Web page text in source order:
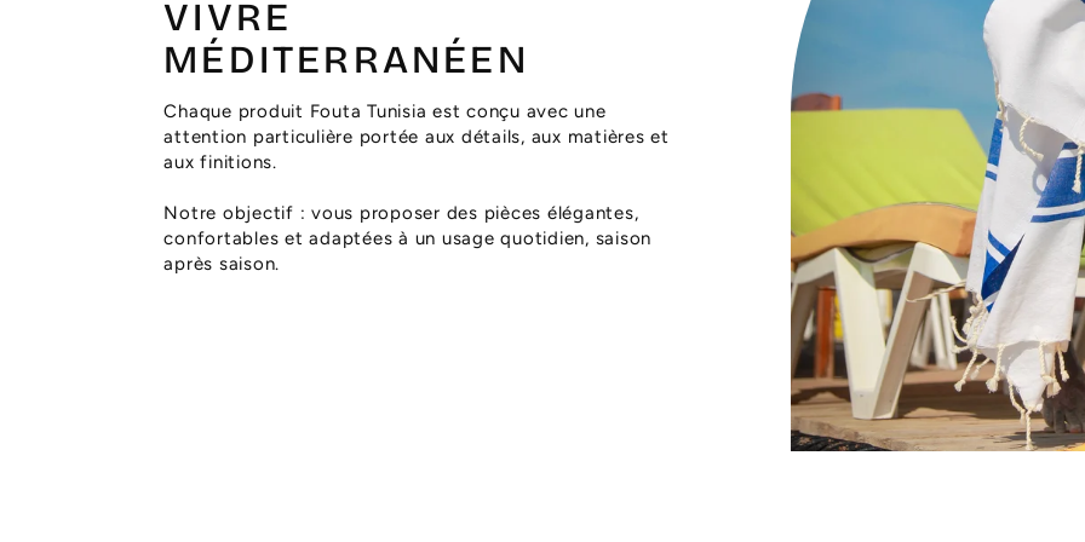
VIVRE
MÉDITERRANÉEN
Chaque produit Fouta Tunisia est conçu avec une
attention particulière portée aux détails, aux matières et
aux finitions.
Notre objectif : vous proposer des pièces élégantes,
confortables et adaptées à un usage quotidien, saison
après saison.